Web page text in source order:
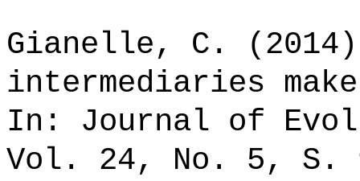
Gianelle, C.
intermediaries
In: Journal of
Vol. 24, No. 5, S.